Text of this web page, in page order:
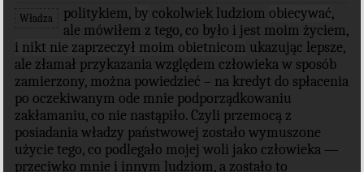
Władza politykiem, by cokolwiek ludziom obiecywać,
ale mówiłem z tego, co było i jest moim życiem,
i nikt nie zaprzeczył moim obietnicom ukazując lepsze,
ale złamał przykazania względem człowieka w sposób
zamierzony, można powiedzieć – na kredyt do spłacenia
po oczekiwanym ode mnie podporządkowaniu
zakłamaniu, co nie nastąpiło. Czyli przemocą z
posiadania władzy państwowej zostało wymuszone
użycie tego, co podlegało mojej woli jako człowieka —
przeciwko mnie i innym ludziom, a zostało to